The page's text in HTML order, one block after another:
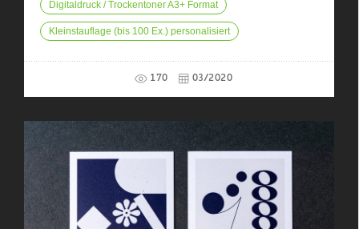
Digitaldruck / Trockentoner A3+ Format
Kleinstauflage (bis 100 Ex.) personalisiert
170 03/2020